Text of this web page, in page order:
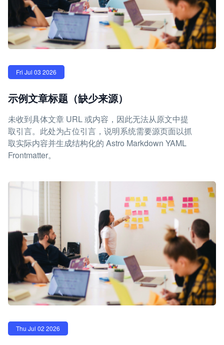
Fri Jul 03 2026
示例文章标题（缺少来源）
未收到具体文章 URL 或内容，因此无法从原文中提
取引言。此处为占位引言，说明系统需要源页面以抓
取实际内容并生成结构化的 Astro Markdown YAML
Frontmatter。
Thu Jul 02 2026